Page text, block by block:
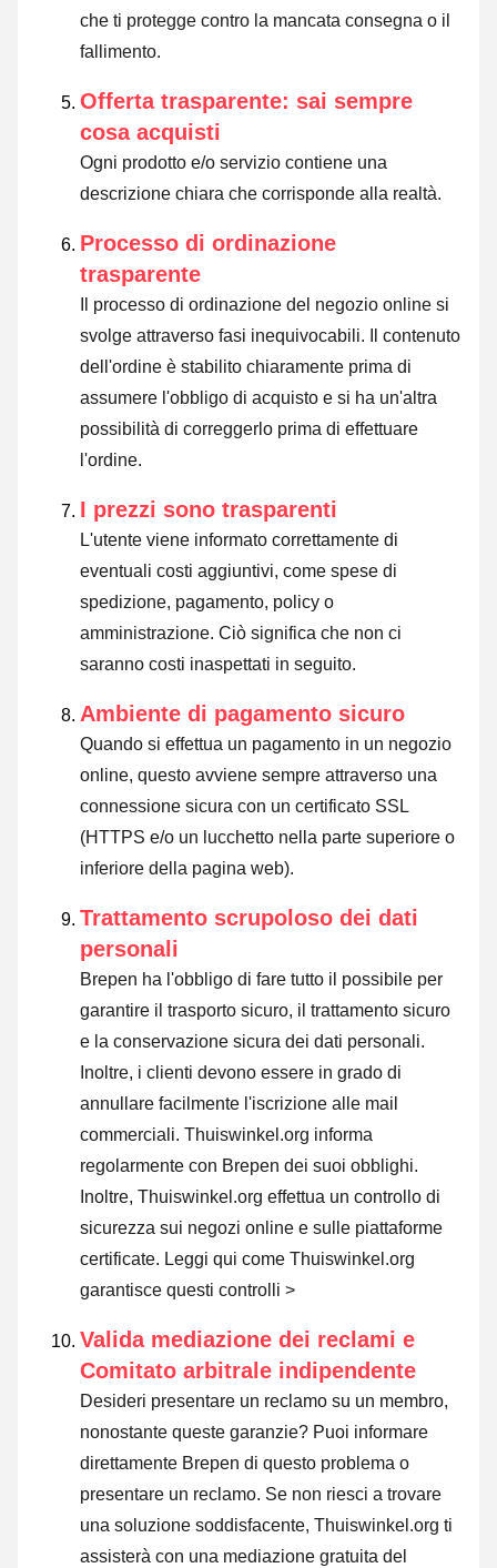
che ti protegge contro la mancata consegna o il
fallimento.
Offerta trasparente: sai sempre
cosa acquisti
Ogni prodotto e/o servizio contiene una
descrizione chiara che corrisponde alla realtà.
Processo di ordinazione
trasparente
Il processo di ordinazione del negozio online si
svolge attraverso fasi inequivocabili. Il contenuto
dell'ordine è stabilito chiaramente prima di
assumere l'obbligo di acquisto e si ha un'altra
possibilità di correggerlo prima di effettuare
l'ordine.
I prezzi sono trasparenti
L'utente viene informato correttamente di
eventuali costi aggiuntivi, come spese di
spedizione, pagamento, policy o
amministrazione. Ciò significa che non ci
saranno costi inaspettati in seguito.
Ambiente di pagamento sicuro
Quando si effettua un pagamento in un negozio
online, questo avviene sempre attraverso una
connessione sicura con un certificato SSL
(HTTPS e/o un lucchetto nella parte superiore o
inferiore della pagina web).
Trattamento scrupoloso dei dati
personali
Brepen ha l'obbligo di fare tutto il possibile per
garantire il trasporto sicuro, il trattamento sicuro
e la conservazione sicura dei dati personali.
Inoltre, i clienti devono essere in grado di
annullare facilmente l'iscrizione alle mail
commerciali. Thuiswinkel.org informa
regolarmente con Brepen dei suoi obblighi.
Inoltre, Thuiswinkel.org effettua un controllo di
sicurezza sui negozi online e sulle piattaforme
certificate. Leggi qui come Thuiswinkel.org
garantisce questi controlli >
Valida mediazione dei reclami e
Comitato arbitrale indipendente
Desideri presentare un reclamo su un membro,
nonostante queste garanzie? Puoi informare
direttamente Brepen di questo problema o
presentare un reclamo. Se non riesci a trovare
una soluzione soddisfacente, Thuiswinkel.org ti
assisterà con una mediazione gratuita del